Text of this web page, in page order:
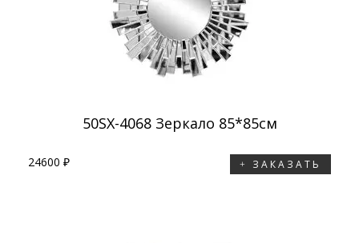
50SX-4068 Зеркало 85*85см
24600 ₽ ЗАКАЗАТЬ